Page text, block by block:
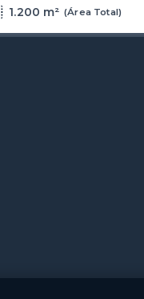
1.200 m² (Área Total)